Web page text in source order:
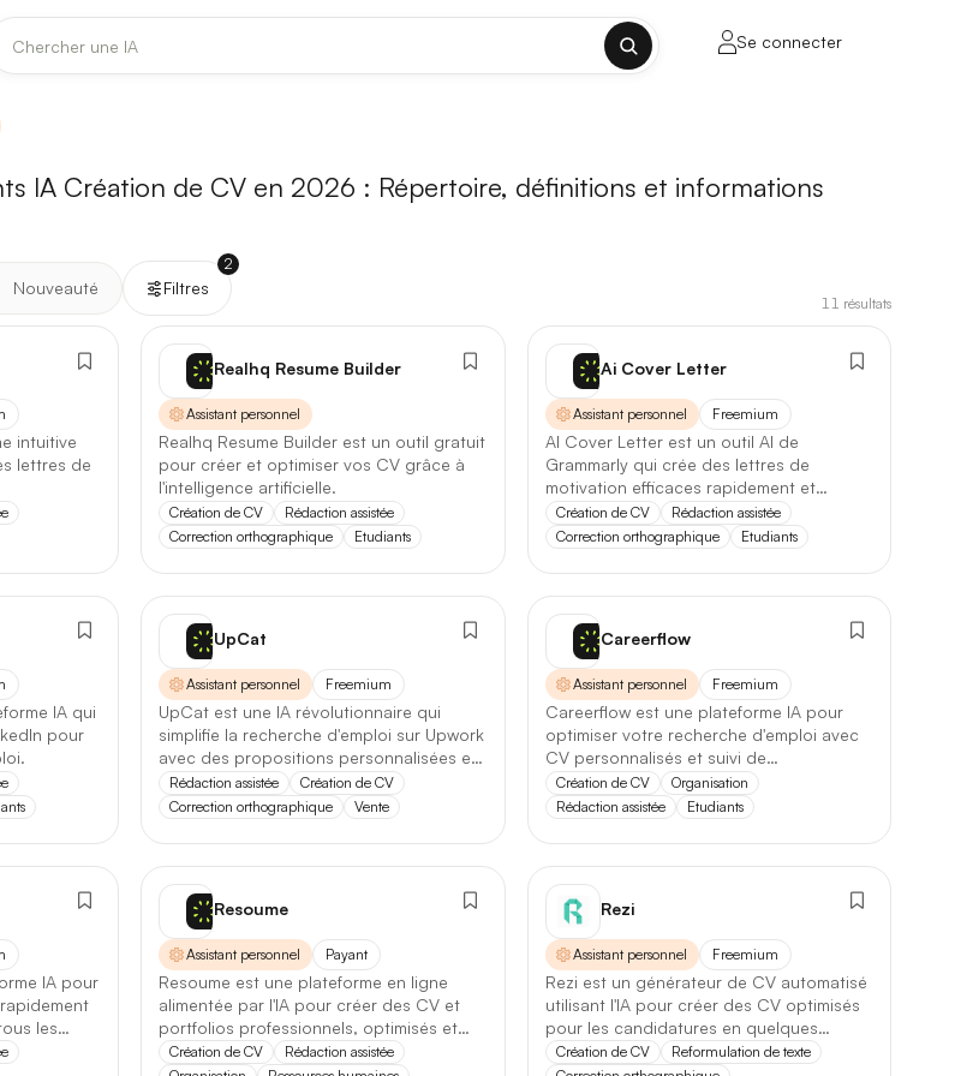
S’inscrire
Continuer avec Google
Ou continuer avec
À JOUR MODÈLES
Opus 4.8 : ce qui change
à jour Claude Opus le 2 août 2026. Cette version porte sur la longueur de contexte, la
réponses longues et la vitesse de première réponse.
étendu— les documents longs sont traités d’un seul tenant, sans découpage manuel.
longues
— moins de pertes de fil sur les textes de plusieurs milliers de mots.
— latence réduite sur les requêtes courtes.
avec la version précédente
88,1 / 100→90,3 / 100 +2,2
réponse 2,1 s→1,4 s −33%
200 k
V8 : ce qui change
Se connecter
IA Création de CV en 2026 : Répertoire, définitions et informations
11 résultats
Filtres
2
Nouveauté
intuitive
lettres de
Realhq Resume Builder
Assistant personnel
Realhq Resume Builder est un outil gratuit
pour créer et optimiser vos CV grâce à
l'intelligence artificielle.
Création de CV
Rédaction assistée
Correction orthographique
Etudiants
Ai Cover Letter
Assistant personnel Freemium
AI Cover Letter est un outil AI de
Grammarly qui crée des lettres de
motivation efficaces rapidement et
facilement.
Création de CV
Rédaction assistée
Correction orthographique
Etudiants
IA qui
pour
UpCat
Assistant personnel Freemium
UpCat est une IA révolutionnaire qui
simplifie la recherche d'emploi sur Upwork
avec des propositions personnalisées et
des alertes en temps réel.
Rédaction assistée
Création de CV
Correction orthographique
Vente
Careerflow
Assistant personnel Freemium
Careerflow est une plateforme IA pour
optimiser votre recherche d'emploi avec
CV personnalisés et suivi de
candidatures.
Création de CV
Organisation
Rédaction assistée
Etudiants
IA pour
les
Resoume
Assistant personnel Payant
Resoume est une plateforme en ligne
alimentée par l'IA pour créer des CV et
portfolios professionnels, optimisés et
attrayants.
Création de CV
Rédaction assistée
Rezi
Assistant personnel Freemium
Rezi est un générateur de CV automatisé
utilisant l'IA pour créer des CV optimisés
pour les candidatures en quelques
minutes.
Création de CV
Reformulation de texte
4,5+
93 487 Payant210
Mobile 152 Extension Navigateur Open Source23
Plugin Discord 0 Application Discord